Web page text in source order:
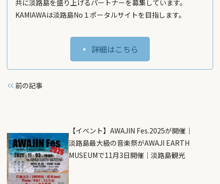
共に淡路島を盛り上げるパートナーを募集しています。
KAMIAWAは淡路島No１ポータルサイトを目指します。
詳細はこちら
前の記事
【イベント】AWAJIN Fes.2025が開催｜
淡路島最大級の音楽祭がAWAJI EARTH
MUSEUMで11月3日開催｜淡路島観光